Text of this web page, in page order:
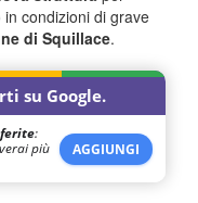
in condizioni di grave
di Squillace.
su Google.
:
più
AGGIUNGI